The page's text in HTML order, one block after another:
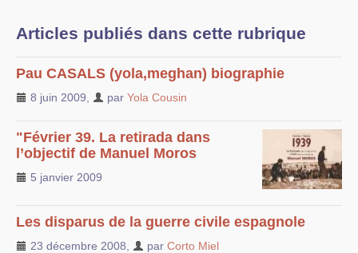
Articles publiés dans cette rubrique
Pau CASALS (yola,meghan) biographie
8 juin 2009 par Yola Cousin
"Février 39. La retirada dans
l’objectif de Manuel Moros
5 janvier 2009
Les disparus de la guerre civile espagnole
23 décembre 2008 par Corto Miel